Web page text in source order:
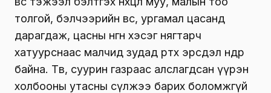
толгой, бэлчээрийн өвс, ургамал цасанд
дарагдаж, цасны өнгөн хэсэг нягтарч
хатуурснаас малчид зудад өртөх эрсдэл өндөр
байна. Төв, суурин газраас алслагдсан үүрэн
холбооны утасны сүлжээ барих боломжгүй